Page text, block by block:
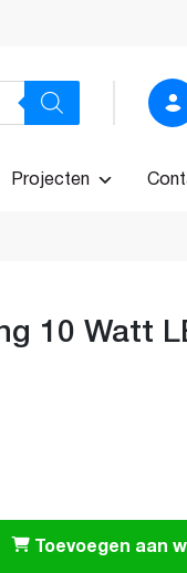
Projecten
10 Watt
Toevoegen aan